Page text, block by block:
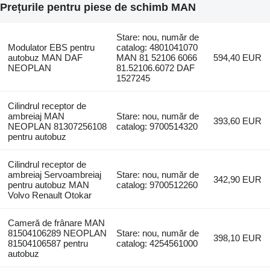
Prețurile pentru piese de schimb MAN
Modulator EBS pentru
autobuz MAN DAF
NEOPLAN
Stare: nou, număr de
catalog: 4801041070
MAN 81 52106 6066
81.52106.6072 DAF
1527245
594,40 EUR
Cilindrul receptor de
ambreiaj MAN
NEOPLAN 81307256108
pentru autobuz
Stare: nou, număr de
catalog: 9700514320
393,60 EUR
Cilindrul receptor de
ambreiaj Servoambreiaj
pentru autobuz MAN
Volvo Renault Otokar
Stare: nou, număr de
catalog: 9700512260
342,90 EUR
Cameră de frânare MAN
81504106289 NEOPLAN
81504106587 pentru
autobuz
Stare: nou, număr de
catalog: 4254561000
398,10 EUR